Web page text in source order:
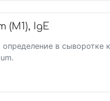
(M1), IgE
в сыворотке